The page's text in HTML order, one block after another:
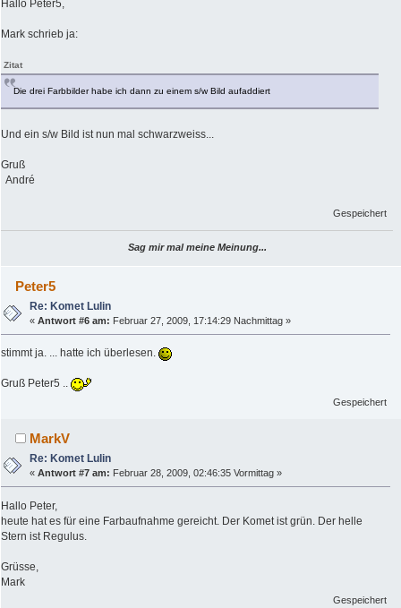
Hallo Peter5,
Mark schrieb ja:
Zitat
Die drei Farbbilder habe ich dann zu einem s/w Bild aufaddiert
Und ein s/w Bild ist nun mal schwarzweiss...
Gruß
André
Gespeichert
Sag mir mal meine Meinung...
Peter5
Re: Komet Lulin
«Antwort #6 am: Februar 27, 2009, 17:14:29 Nachmittag »
stimmt ja. ... hatte ich überlesen.
Gruß Peter5 ..
Gespeichert
MarkV
Re: Komet Lulin
«Antwort #7 am: Februar 28, 2009, 02:46:35 Vormittag »
Hallo Peter,
heute hat es für eine Farbaufnahme gereicht. Der Komet ist grün. Der helle
Stern ist Regulus.
Grüsse,
Mark
Gespeichert